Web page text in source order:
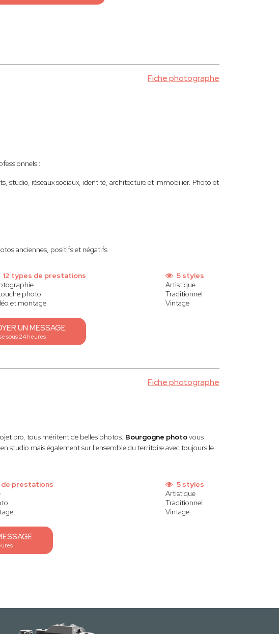
Fiche photographe
:
studio, réseaux sociaux, identité, architecture et immobilier. Photo et
anciennes, positifs et négatifs
12 types de prestations
photo
et montage
5 styles
Artistique
Traditionnel
Vintage
UN MESSAGE
sous 24 heures
Fiche photographe
pro, tous méritent de belles photos. Bourgogne photovous
studio mais également sur l'ensemble du territoire avec toujours le
de prestations
5 styles
Artistique
Traditionnel
Vintage